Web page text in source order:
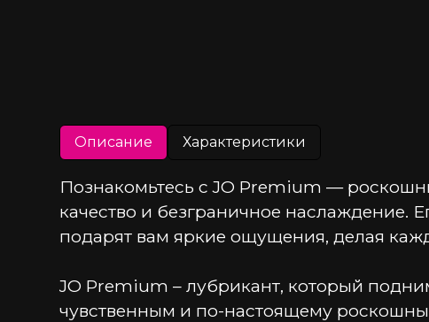
Описание Характеристики
Познакомьтесь с JO Premium —
качество и безграничное наслаждение.
подарят вам яркие ощущения, делая
JO Premium – лубрикант, который
чувственным и по-настоящему